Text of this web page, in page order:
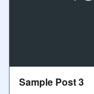
Sample Post 3